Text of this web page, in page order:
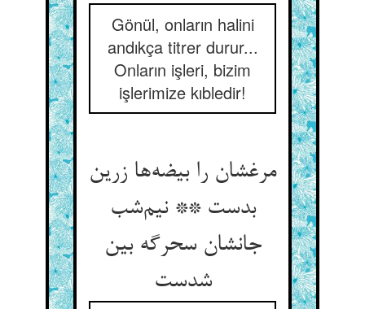
Gönül, onların halini
andıkça titrer durur...
Onların işleri, bizim
işlerimize kıbledir!
مرغشان را بیضه‌ها زرین
بدست ** نیم‌شب
جانشان سحرگه بین
شدست